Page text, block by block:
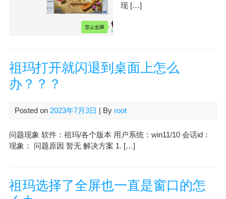
现 […]
祖玛打开就闪退到桌面上怎么
办？？？
Posted on 2023年7月3日 | By root
问题现象 软件：祖玛/各个版本 用户系统：win11/10 会话id：
现象： 问题原因 暂无 解决方案 1. […]
祖玛选择了全屏也一直是窗口的怎